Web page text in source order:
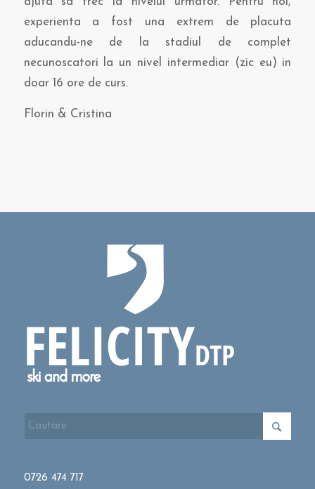
experienta a fost una extrem de placuta
aducandu-ne de la stadiul de complet
necunoscatori la un nivel intermediar (zic eu) in
doar 16 ore de curs.
Florin & Cristina
0726 474 717